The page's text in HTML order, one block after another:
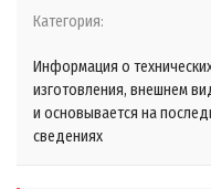
Категория:
Информация о
изготовления, внешнем
и основывается на
сведениях